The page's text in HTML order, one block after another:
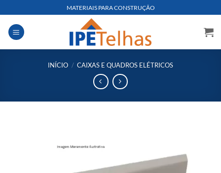
to
content
MATERIAIS PARA CONSTRUÇÃO
INÍCIO / CAIXAS E QUADROS ELÉTRICOS